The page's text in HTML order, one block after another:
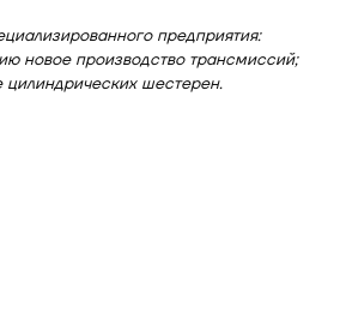
предприятия:
новое производство трансмиссий;
цилиндрических шестерен.